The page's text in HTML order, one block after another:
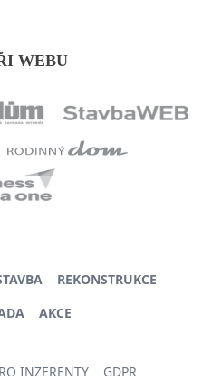
WEBU
REKONSTRUKCE
AKCE
INZERENTY GDPR